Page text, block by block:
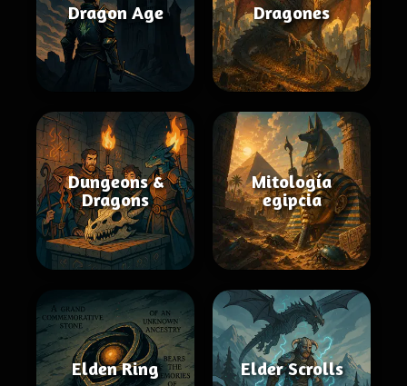
Dragon Age Dragones
Dungeons &
Dragons
Mitología
egipcia
Elden Ring Elder Scrolls